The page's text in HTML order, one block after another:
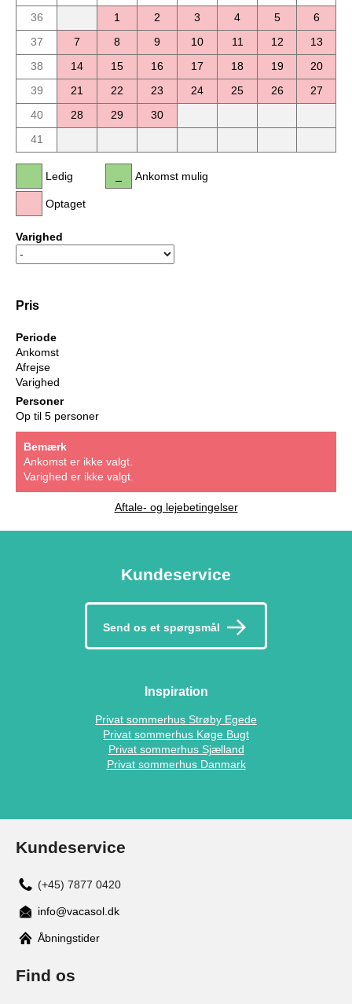
36
1 2 3 4 5
6
37
7 8 9 10 11 12
13
38
14 15 16 17 18 19
20
39
21 22 23 24 25 26
27
40
28 29
30
41
Ledig
Optaget
Ankomst mulig
Varighed
Pris
Periode
Ankomst
Afrejse
Varighed
Personer
Op til 5 personer
Bemærk
Ankomst er ikke valgt.
Varighed er ikke valgt.
Aftale- og lejebetingelser
Kundeservice
Send os et spørgsmål
Inspiration
Privat sommerhus Strøby Egede
Privat sommerhus Køge Bugt
Privat sommerhus Sjælland
Privat sommerhus Danmark
Kundeservice
(+45) 7877 0420
info@vacasol.dk
Åbningstider
Find os